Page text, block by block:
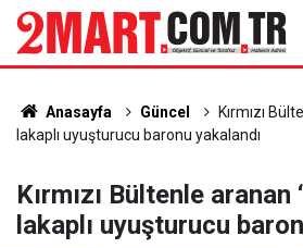
Anasayfa Güncel
Kırmızı
lakaplı uyuşturucu baronu yakalandı
Kırmızı Bültenle aranan
lakaplı uyuşturucu